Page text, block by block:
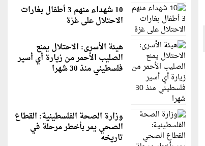
10 شهداء منهم 3 أطفال بغارات
الاحتلال على غزة
هيئة الأسرى: الاحتلال يمنع
الصليب الأحمر من زيارة أي أسير
فلسطيني منذ 30 شهرا
وزارة الصحة الفلسطينية: القطاع
الصحي يمر بأخطر مرحلة في
تاريخه